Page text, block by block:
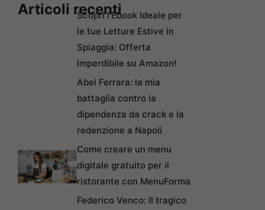
Articoli recentiScopri l’Ebook Ideale per
le tue Letture Estive in
Spiaggia: Offerta
Imperdibile su Amazon!
Abel Ferrara: la mia
battaglia contro la
dipendenza da crack e la
redenzione a Napoli
Come creare un menu
digitale gratuito per il
ristorante con MenuForma
Federico Venco: Il tragico